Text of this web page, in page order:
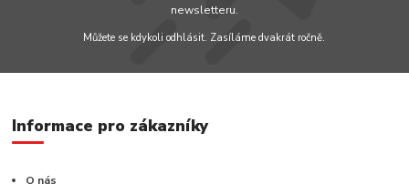
newsletteru.
Můžete se kdykoli odhlásit. Zasíláme dvakrát ročně.
Informace pro zákazníky
O nás